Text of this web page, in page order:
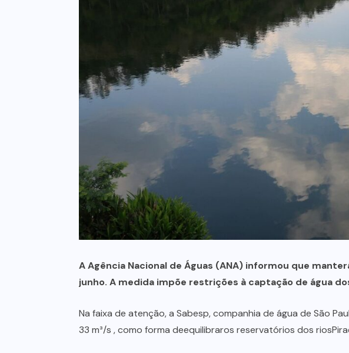
A Agência Nacional de Águas (ANA) informou que
junho. A medida impõe restrições à captação de água
Na faixa de atenção, a Sabesp, companhia de água de São
33 m³/s , como forma deequilibraros reservatórios dos